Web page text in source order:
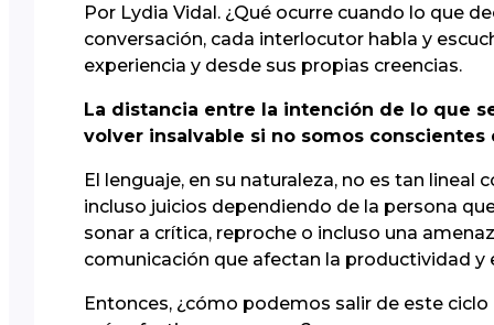
Por Lydia Vidal. ¿Qué ocurre cuando lo que
conversación, cada interlocutor habla y
experiencia y desde sus propias creencias.
La distancia entre la intención de lo que
volver insalvable si no somos conscientes
El lenguaje, en su naturaleza, no es tan
incluso juicios dependiendo de la persona
sonar a crítica, reproche o incluso una
comunicación que afectan la productividad y
Entonces, ¿cómo podemos salir de este